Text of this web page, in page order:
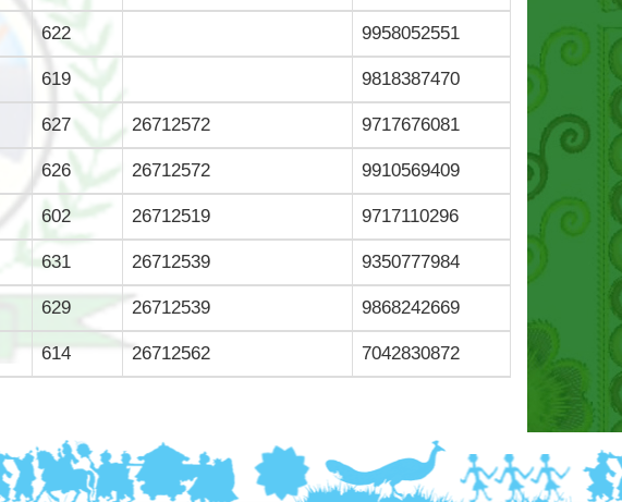
622 9958052551
619 9818387470
627 26712572 9717676081
626 26712572 9910569409
602 26712519 9717110296
631 26712539 9350777984
629 26712539 9868242669
614 26712562 7042830872